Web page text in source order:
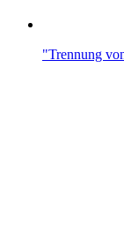
"Trennung